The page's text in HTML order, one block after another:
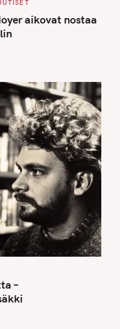
aikovat nostaa
–